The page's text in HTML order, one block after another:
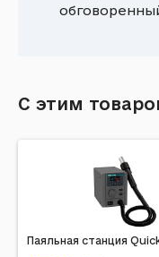
С этим
Паяльная станция